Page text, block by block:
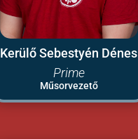
Kerülő Sebestyén Dénes
Prime
Műsorvezető